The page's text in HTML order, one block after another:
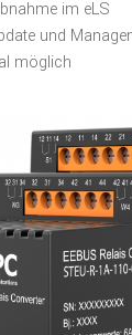
im eLS
und
möglich